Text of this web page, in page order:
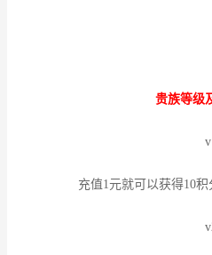
贵族等级
充值1元就可以获得10积